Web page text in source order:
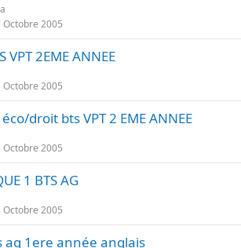
Octobre 2005
VPT 2EME ANNEE
Octobre 2005
droit bts VPT 2 EME ANNEE
Octobre 2005
1 BTS AG
Octobre 2005
ag 1ere année anglais